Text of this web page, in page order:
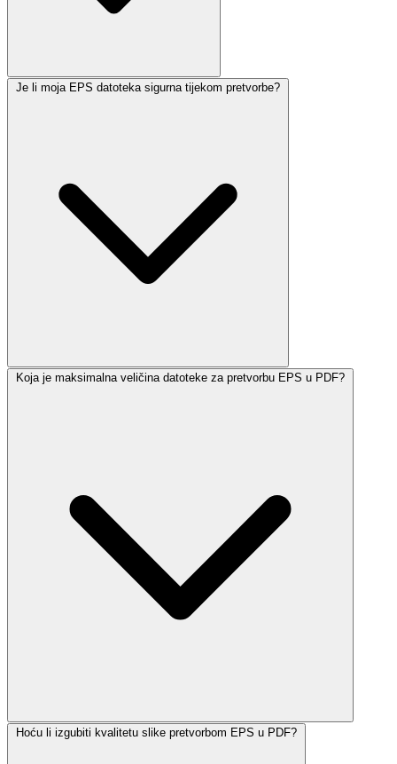
Je li moja EPS datoteka sigurna tijekom pretvorbe?
Koja je maksimalna veličina datoteke za pretvorbu EPS u PDF?
Hoću li izgubiti kvalitetu slike pretvorbom EPS u PDF?